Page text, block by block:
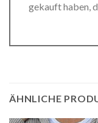
gekauft haben,
ÄHNLICHE